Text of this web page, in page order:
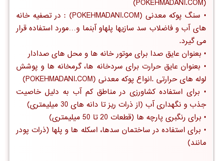
(POKEHMADANI.COM)
• سنگ پوکه معدنی
(POKEHMADANI.COM) : در تصفیه خانه
های آب و فاضلاب سد سازیها پلهاو آبنما و…مورد استفاده قرار
می گیرد.
• بعنوانعایق صدا برای موتور خانه ها و محل های صدادار
• بعنوان عایق حرارت برای سردخانه ها، گرمخانه ها و پوشش
لوله های حرارتی .انواع پوکه معدنی (POKEHMADANI.COM)
• برای استفادهکشاورزی در مناطق کم آب به دلیل خاصیت
جذب و نگهداری آب (از ذرات ریز تا دانه های 30 میلیمتری)
• برای رنگبری پارچه ها (قطعات 20 تا 50 میلیمتری)
• برای استفاده در ساختمان سدها، اسکله ها و پلها (ذرات پودر
مانند)